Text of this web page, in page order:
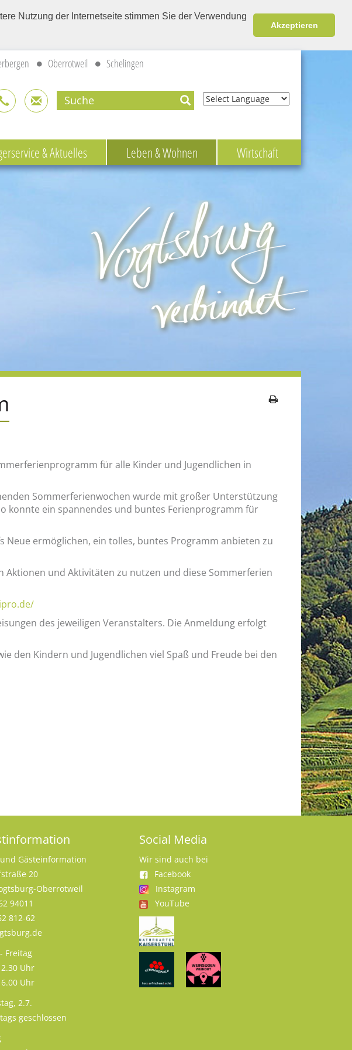
Nutzung der Internetseite stimmen Sie der Verwendung
Akzeptieren
Oberrotweil Schelingen
& Aktuelles Leben & Wohnen Wirtschaft
für alle Kin­der und Ju­gend­li­chen in
Som­mer­fe­ri­en­wo­chen wurde mit gro­ßer Un­ter­stüt­zung
konn­te ein span­nen­des und bun­tes Fe­ri­en­pro­gramm für
Neue er­mög­li­chen, ein tol­les, bun­tes Pro­gramm an­bie­ten zu
und Ak­ti­vi­tä­ten zu nut­zen und diese Som­mer­fe­ri­en
des je­wei­li­gen Ver­an­stal­ters. Die An­mel­dung er­folgt
den Kin­dern und Ju­gend­li­chen viel Spaß und Freu­de bei den
Gästeinformation
20
Oberrotweil
94011
812-62
Freitag
Uhr
Uhr
2.7.
geschlossen
Social Media
Wir sind auch bei
Facebook
Instagram
YouTube